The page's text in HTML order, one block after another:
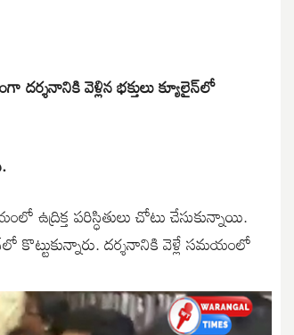
వెళ్లిన భక్తులు క్యూలైన్‌లో
ఉద్రిక్త పరిస్ధితులు చోటు చేసుకున్నాయి.
కొట్టుకున్నారు. దర్శనానికి వెళ్లే సమయంలో